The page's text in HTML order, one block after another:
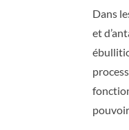
Dans
et